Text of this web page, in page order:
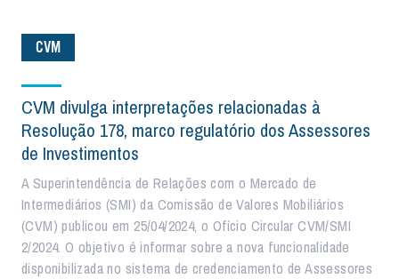
CVM
CVM divulga interpretações relacionadas à
Resolução 178, marco regulatório dos Assessores
de Investimentos
A Superintendência de Relações com o Mercado de
Intermediários (SMI) da Comissão de Valores Mobiliários
(CVM) publicou em 25/04/2024, o Ofício Circular CVM/SMI
2/2024. O objetivo é informar sobre a nova funcionalidade
disponibilizada no sistema de credenciamento de Assessores